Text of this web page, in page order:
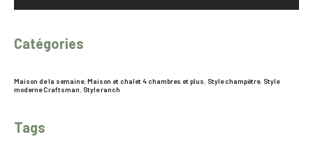
Catégories
Maison de la semaine, Maison et chalet 4 chambres et plus, Style champêtre, Style
moderne Craftsman, Style ranch
Tags